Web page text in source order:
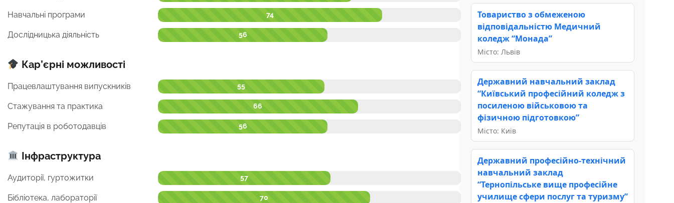
Навчальні програми 74
Дослідницька діяльність 56
Кар’єрні можливості
Працевлаштування випускників 55
Стажування та практика 66
Репутація в роботодавців 56
Інфраструктура
Аудиторії, гуртожитки 57
Бібліотека, лабораторії 70
Товариство з обмеженою
відповідальністю Медичний
коледж “Монада”
Місто: Львів
Державний навчальний заклад
“Київський професійний коледж з
посиленою військовою та
фізичною підготовкою”
Місто: Київ
Державний професійно-технічний
навчальний заклад
“Тернопільське вище професійне
училище сфери послуг та туризму”